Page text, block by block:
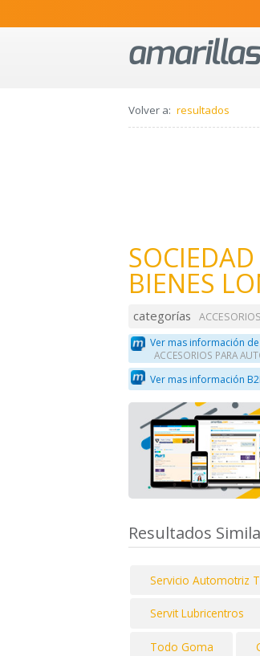
Volver a: resultados
BIENES
categorías
Ver mas información
ACCESORIOS PARA
Ver mas información
Resultados
Servicio Automotriz
Servit Lubricentros
Todo Goma